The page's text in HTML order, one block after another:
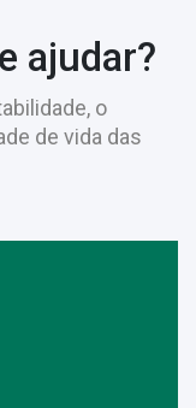
ajudar?
o
de vida das